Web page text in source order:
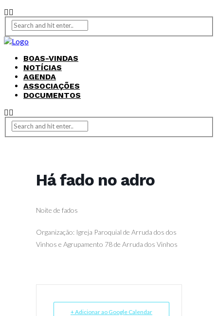
BOAS-VINDAS
NOTÍCIAS
AGENDA
ASSOCIAÇÕES
DOCUMENTOS
Há fado no adro
Noite de fados
Organização: Igreja Paroquial de Arruda dos dos
Vinhos e Agrupamento 78 de Arruda dos Vinhos
+ Adicionar ao Google Calendar